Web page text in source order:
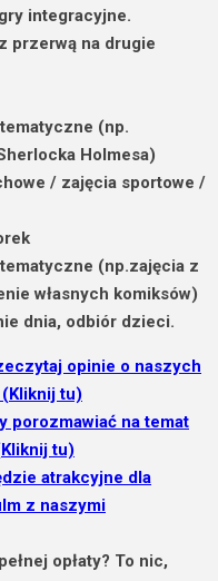
integracyjne.
przerwą na drugie
(np.
Holmesa)
/ zajęcia sportowe /
(np.zajęcia z
własnych komiksów)
dnia, odbiór dzieci.
opinie o naszych
(Kliknij tu)
porozmawiać na temat
tu)
atrakcyjne dla
z naszymi
opłaty? To nic,